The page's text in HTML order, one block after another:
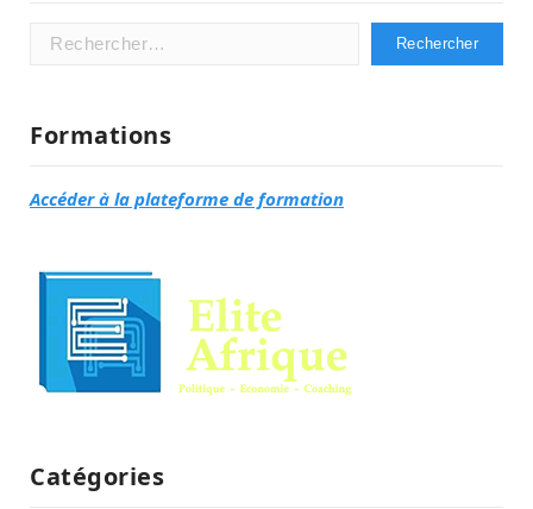
Rechercher :
Formations
Accéder à la plateforme de formation
Catégories